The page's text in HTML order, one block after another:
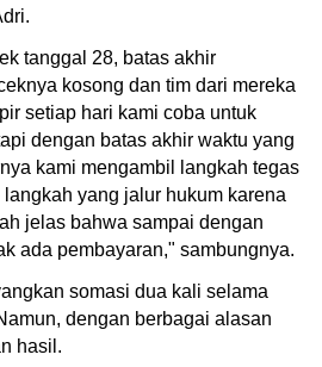
tanggal 28, batas akhir
kosong dan tim dari mereka
setiap hari kami coba untuk
dengan batas akhir waktu yang
kami mengambil langkah tegas
yang jalur hukum karena
jelas bahwa sampai dengan
ada pembayaran," sambungnya.
somasi dua kali selama
dengan berbagai alasan
hasil.